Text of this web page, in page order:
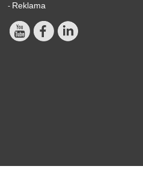
- Reklama